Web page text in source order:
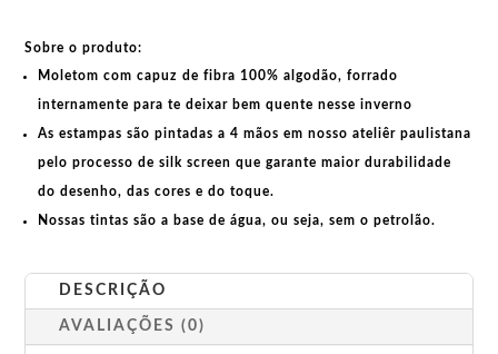
quantidade
Sobre o produto:
Moletom com capuz de fibra 100% algodão, forrado
internamente para te deixar bem quente nesse inverno
As estampas são pintadas a 4 mãos em nosso ateliêr paulistana
pelo processo de silk screen que garante maior durabilidade
do desenho, das cores e do toque.
Nossas tintas são a base de água, ou seja, sem o petrolão.
DESCRIÇÃO
AVALIAÇÕES (0)